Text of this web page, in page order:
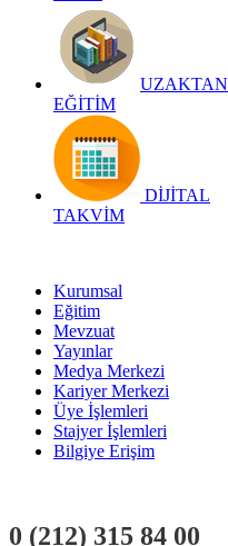
UZAKTAN
EĞİTİM
DİJİTAL
TAKVİM
Kurumsal
Eğitim
Mevzuat
Yayınlar
Medya Merkezi
Kariyer Merkezi
Üye İşlemleri
Stajyer İşlemleri
Bilgiye Erişim
0 (212) 315 84 00